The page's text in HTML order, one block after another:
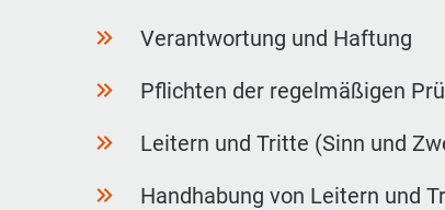
Verantwortung und Haftung
Pflichten der regelmäßigen
Leitern und Tritte (Sinn und
Handhabung von Leitern und